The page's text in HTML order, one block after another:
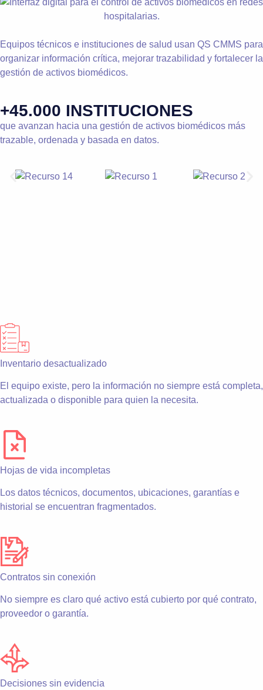
Equipos técnicos e instituciones de salud usan QS CMMS para
organizar información crítica, mejorar trazabilidad y fortalecer la
gestión de activos biomédicos.
+45.000 INSTITUCIONES
que avanzan hacia una gestión de activos biomédicos más
trazable, ordenada y basada en datos.
Inventario desactualizado
El equipo existe, pero la información no siempre está completa,
actualizada o disponible para quien la necesita.
Hojas de vida incompletas
Los datos técnicos, documentos, ubicaciones, garantías e
historial se encuentran fragmentados.
Contratos sin conexión
No siempre es claro qué activo está cubierto por qué contrato,
proveedor o garantía.
Decisiones sin evidencia